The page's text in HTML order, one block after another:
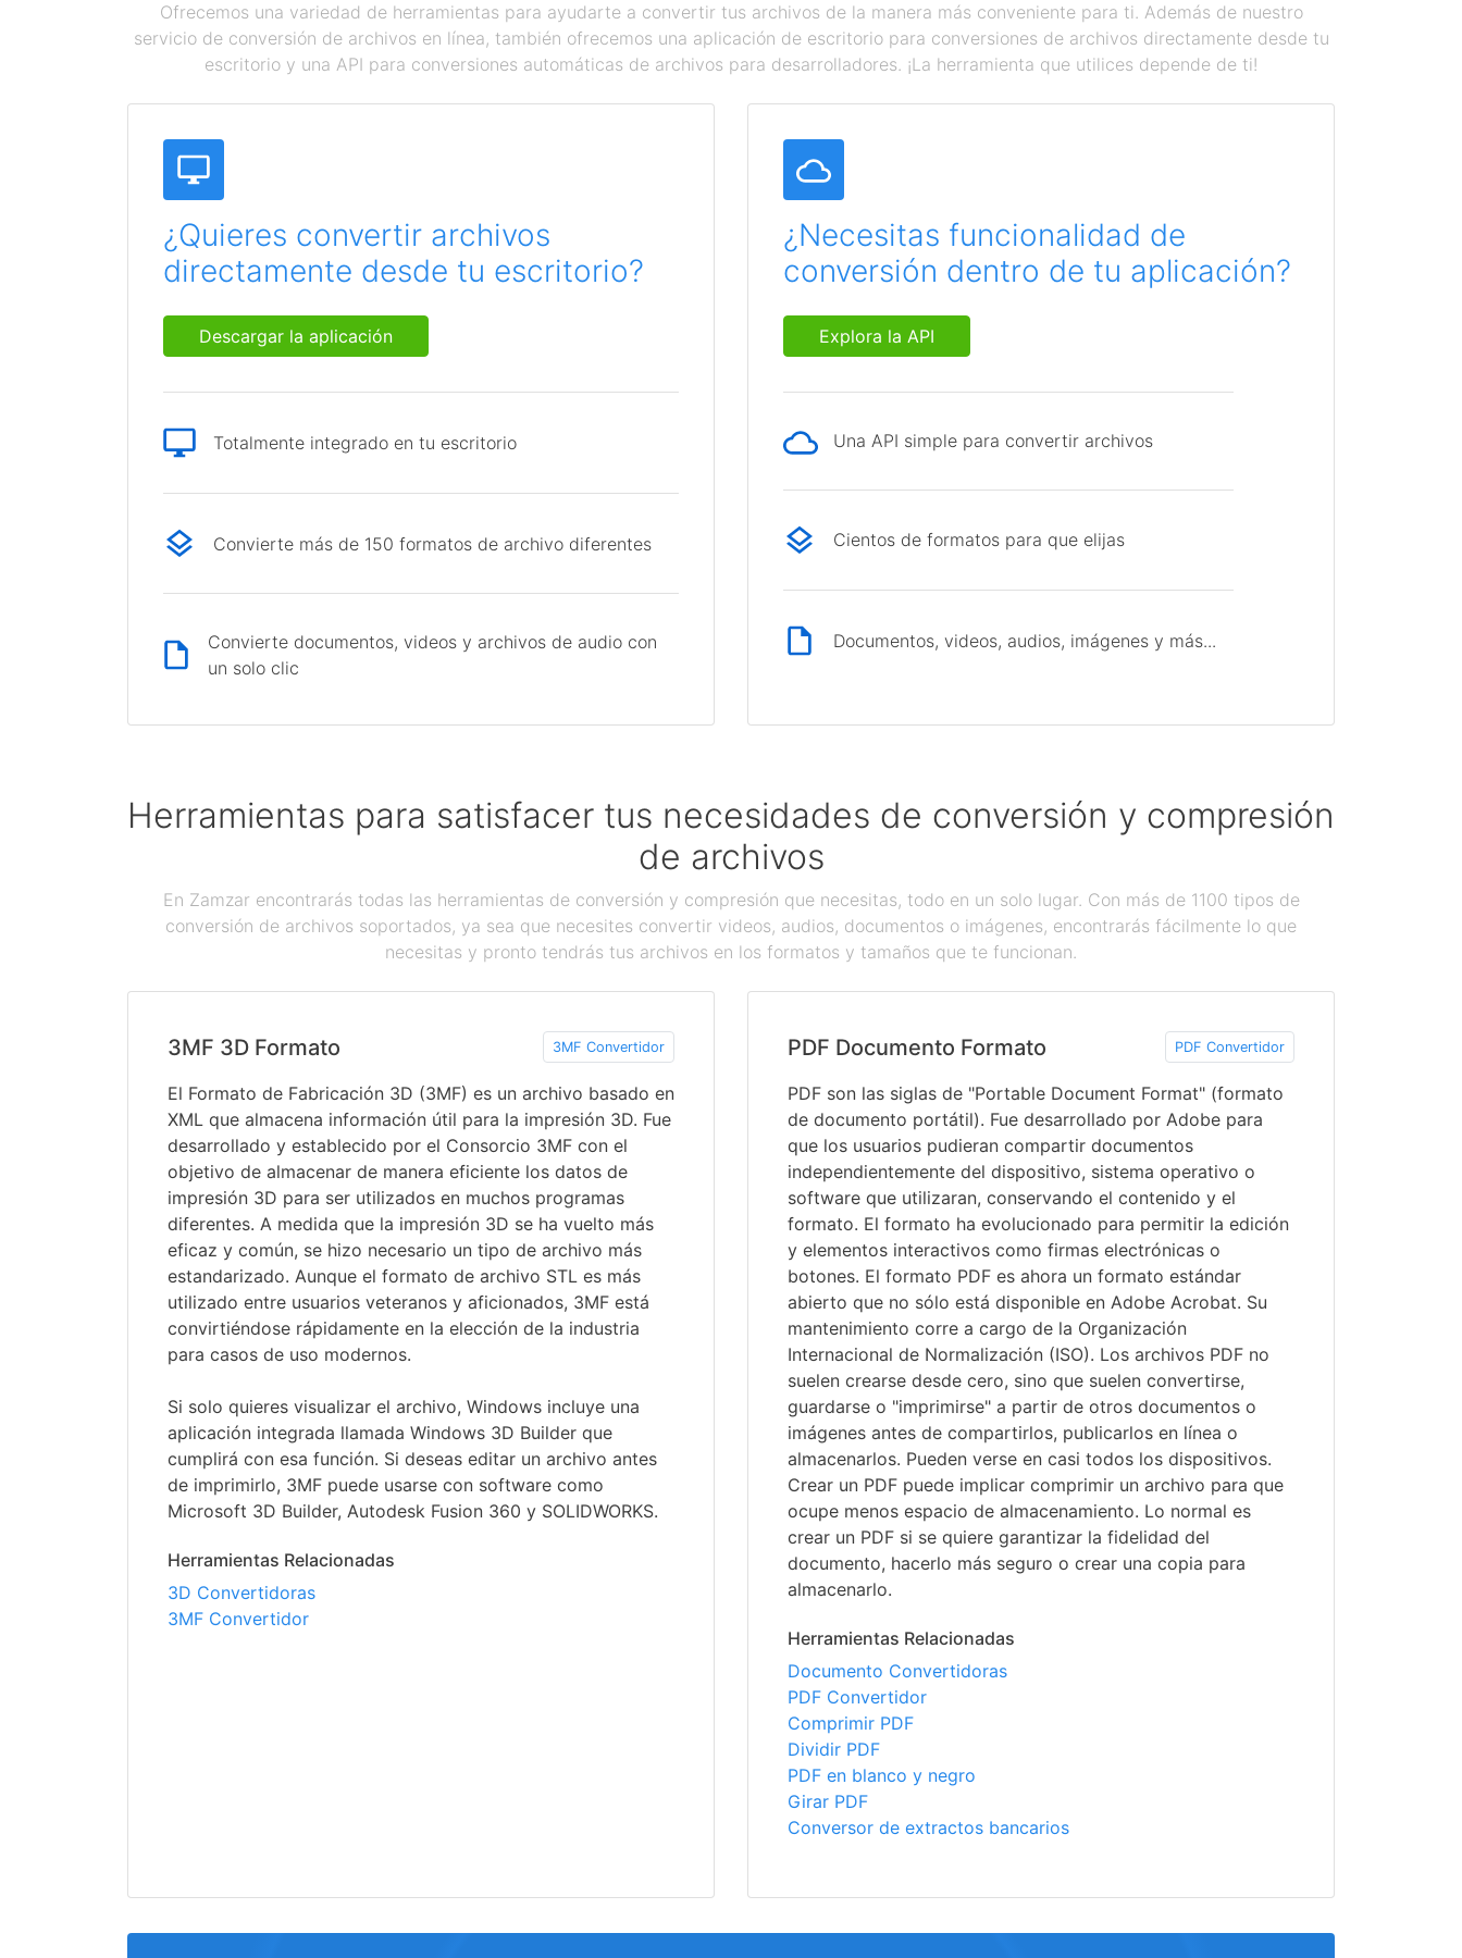
Ofrecemos una variedad de herramientas para ayudarte a convertir tus archivos de la manera más conveniente para ti. Además de nuestro
servicio de conversión de archivos en línea, también ofrecemos una aplicación de escritorio para conversiones de archivos directamente desde tu
escritorio y una API para conversiones automáticas de archivos para desarrolladores. ¡La herramienta que utilices depende de ti!
¿Quieres convertir archivos
directamente desde tu escritorio?
Descargar la aplicación
Totalmente integrado en tu escritorio
Convierte más de 150 formatos de archivo diferentes
Convierte documentos, videos y archivos de audio con
un solo clic
¿Necesitas funcionalidad de
conversión dentro de tu aplicación?
Explora la API
Una API simple para convertir archivos
Cientos de formatos para que elijas
Documentos, videos, audios, imágenes y más...
Herramientas para satisfacer tus necesidades de conversión y compresión
de archivos
En Zamzar encontrarás todas las herramientas de conversión y compresión que necesitas, todo en un solo lugar. Con más de 1100 tipos de
conversión de archivos soportados, ya sea que necesites convertir videos, audios, documentos o imágenes, encontrarás fácilmente lo que
necesitas y pronto tendrás tus archivos en los formatos y tamaños que te funcionan.
3MF 3D Formato 3MF Convertidor
El Formato de Fabricación 3D (3MF) es un archivo basado en
XML que almacena información útil para la impresión 3D. Fue
desarrollado y establecido por el Consorcio 3MF con el
objetivo de almacenar de manera eficiente los datos de
impresión 3D para ser utilizados en muchos programas
diferentes. A medida que la impresión 3D se ha vuelto más
eficaz y común, se hizo necesario un tipo de archivo más
estandarizado. Aunque el formato de archivo STL es más
utilizado entre usuarios veteranos y aficionados, 3MF está
convirtiéndose rápidamente en la elección de la industria
para casos de uso modernos.
Si solo quieres visualizar el archivo, Windows incluye una
aplicación integrada llamada Windows 3D Builder que
cumplirá con esa función. Si deseas editar un archivo antes
de imprimirlo, 3MF puede usarse con software como
Microsoft 3D Builder, Autodesk Fusion 360 y SOLIDWORKS.
Herramientas Relacionadas
3D Convertidoras
3MF Convertidor
PDF Documento Formato PDF Convertidor
PDF son las siglas de "Portable Document Format" (formato
de documento portátil). Fue desarrollado por Adobe para
que los usuarios pudieran compartir documentos
independientemente del dispositivo, sistema operativo o
software que utilizaran, conservando el contenido y el
formato. El formato ha evolucionado para permitir la edición
y elementos interactivos como firmas electrónicas o
botones. El formato PDF es ahora un formato estándar
abierto que no sólo está disponible en Adobe Acrobat. Su
mantenimiento corre a cargo de la Organización
Internacional de Normalización (ISO). Los archivos PDF no
suelen crearse desde cero, sino que suelen convertirse,
guardarse o "imprimirse" a partir de otros documentos o
imágenes antes de compartirlos, publicarlos en línea o
almacenarlos. Pueden verse en casi todos los dispositivos.
Crear un PDF puede implicar comprimir un archivo para que
ocupe menos espacio de almacenamiento. Lo normal es
crear un PDF si se quiere garantizar la fidelidad del
documento, hacerlo más seguro o crear una copia para
almacenarlo.
Herramientas Relacionadas
Documento Convertidoras
PDF Convertidor
Comprimir PDF
Dividir PDF
PDF en blanco y negro
Girar PDF
Conversor de extractos bancarios